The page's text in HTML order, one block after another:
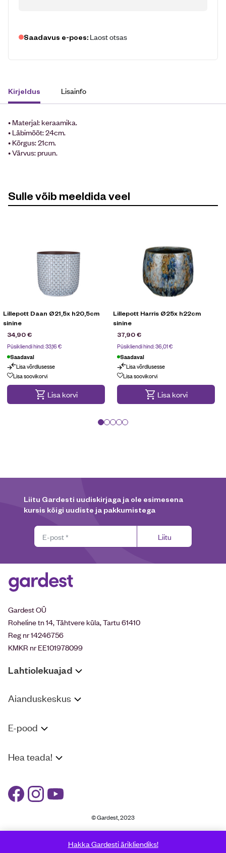
Saadavus e-poes: Laost otsas
Kirjeldus Lisainfo
• Materjal: keraamika.
• Läbimõõt: 24cm.
• Kõrgus: 21cm.
• Värvus: pruun.
Sulle võib meeldida veel
Lillepott Daan Ø21,5x h20,5cm
sinine
34,90€
Püsikliendi hind:33,16€
Saadaval
Lisa võrdlusesse
Lisa soovikorvi
Lisa korvi
Lillepott Harris Ø25x h22cm
sinine
37,90€
Püsikliendi hind:36,01€
Saadaval
Lisa võrdlusesse
Lisa soovikorvi
Lisa korvi
Liitu Gardesti uudiskirjaga ja ole esimesena
kursis kõigi uudiste ja pakkumistega
Liitu
Gardest OÜ
Roheline tn 14, Tähtvere küla, Tartu 61410
Reg nr 14246756
KMKR nr EE101978099
Lahtiolekuajad
Aianduskeskus
E-pood
Hea teada!
© Gardest, 2023
Hakka Gardesti ärikliendiks!